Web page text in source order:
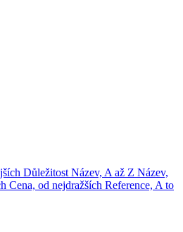
Důležitost Název, A až Z Název,
Cena, od nejdražších Reference, A to